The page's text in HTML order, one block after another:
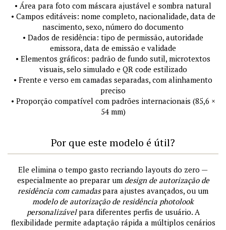
• Área para foto com máscara ajustável e sombra natural
• Campos editáveis: nome completo, nacionalidade, data de
nascimento, sexo, número do documento
• Dados de residência: tipo de permissão, autoridade
emissora, data de emissão e validade
• Elementos gráficos: padrão de fundo sutil, microtextos
visuais, selo simulado e QR code estilizado
• Frente e verso em camadas separadas, com alinhamento
preciso
• Proporção compatível com padrões internacionais (85,6 ×
54 mm)
Por que este modelo é útil?
Ele elimina o tempo gasto recriando layouts do zero —
especialmente ao preparar um design de autorização de
residência com camadaspara ajustes avançados, ou um
modelo de autorização de residência photolook
personalizávelpara diferentes perfis de usuário. A
flexibilidade permite adaptação rápida a múltiplos cenários